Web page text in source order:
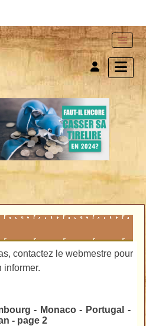
contactez le webmestre pour
informer.
- Monaco - Portugal -
- page 2